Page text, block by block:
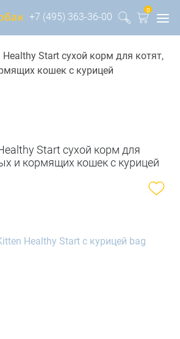
+7 (495) 363-36-00
0
Healthy Start сухой корм для котят,
кошек с курицей
Start сухой корм для
и кормящих кошек с курицей